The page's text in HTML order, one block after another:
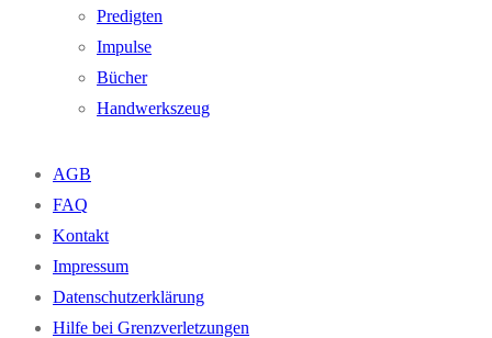
Predigten
Impulse
Bücher
Handwerkszeug
AGB
FAQ
Kontakt
Impressum
Datenschutzerklärung
Hilfe bei Grenzverletzungen